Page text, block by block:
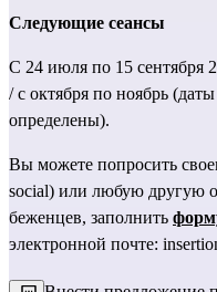
Следующие сеансы
С 24 июля по 15 сентября
/ с октября по ноябрь
определены).
Вы можете попросить
social) или любую другую
беженцев, заполнить
электронной почте: